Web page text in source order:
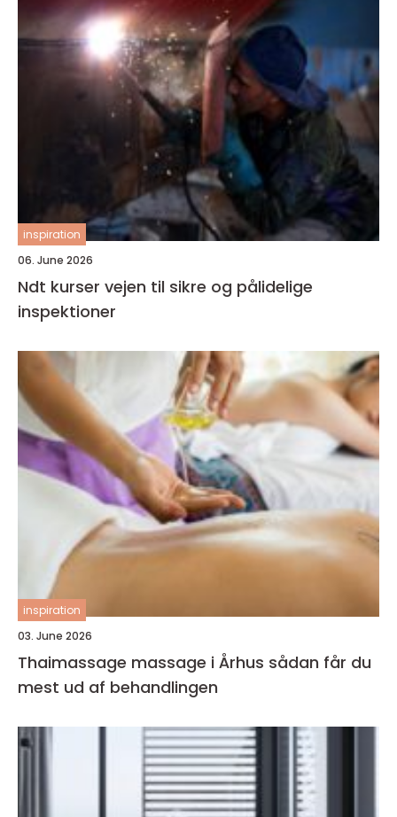
inspiration
06. June 2026
Ndt kurser vejen til sikre og pålidelige
inspektioner
inspiration
03. June 2026
Thaimassage massage i Århus sådan får du
mest ud af behandlingen